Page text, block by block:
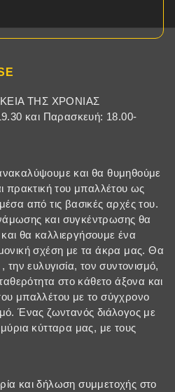
ΤΗΣ ΧΡΟΝΙΑΣ
και Παρασκευή: 18.00-
και θα θυμηθούμε
πρακτική του μπαλλέτου ως
από τις βασικές αρχές του.
και συγκέντρωσης θα
θα καλλιεργήσουμε ένα
σχέση με τα άκρα μας. Θα
την ευλυγισία, τον συντονισμό,
στο κάθετο άξονα και
μπαλλέτου με το σύγχρονο
Ένας ζωντανός διάλογος με
κύτταρα μας, με τους
και δήλωση συμμετοχής στο